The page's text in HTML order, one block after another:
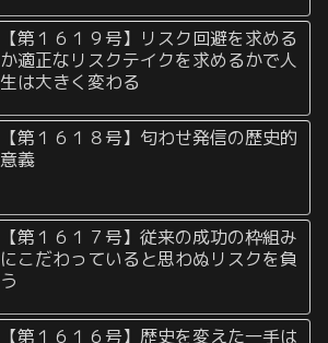
【第１６１９号】リスク回避を求める
か適正なリスクテイクを求めるかで人
生は大きく変わる
【第１６１８号】匂わせ発信の歴史的
意義
【第１６１７号】従来の成功の枠組み
にこだわっていると思わぬリスクを負
う
【第１６１６号】歴史を変えた一手は